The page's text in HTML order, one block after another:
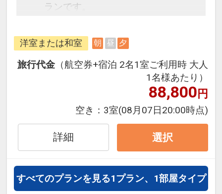
ランです。
できるダイナミックパッケージだか
ら、一都市滞在はもちろん周遊旅行
にも最適！
旅行期間中の1泊だけの宿泊や延
泊・飛び泊なども自由自在です。
フライトは、安心のJAL（または
JALグループ）確約！フライトマイ
ル50%貯まります。
オプションでレンタカーや現地交
通・体験プランなどの追加（同時予
約）が可能なプランもございます。
洋室または和室 朝 昼 夕
旅行代金 （航空券+宿泊 2名1室ご利用時 大人
1名様あたり）
88,800円
空き： 3室(08月07日20:00時点)
詳細 選択
すべてのプランを見る1プラン、1部屋タイプ